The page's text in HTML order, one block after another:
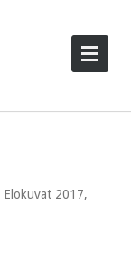
Elokuvat 2017,